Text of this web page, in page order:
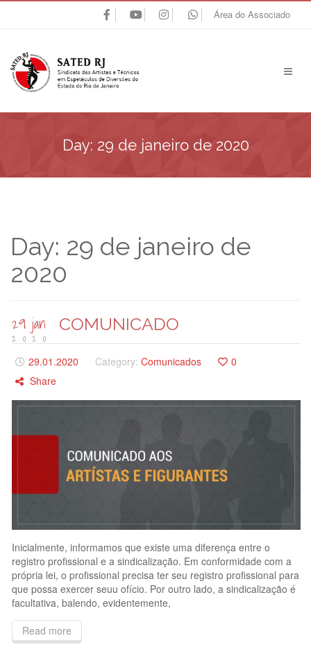
Área do Associado
Day: 29 de janeiro de 2020
Day: 29 de janeiro de
2020
29 jan
2020
COMUNICADO
29.01.2020 Category: Comunicados
0
Share
Inicialmente, informamos que existe uma diferença entre o
registro profissional e a sindicalização. Em conformidade com a
própria lei, o profissional precisa ter seu registro profissional para
que possa exercer seuu ofício. Por outro lado, a sindicalização é
facultativa, balendo, evidentemente,
Read more